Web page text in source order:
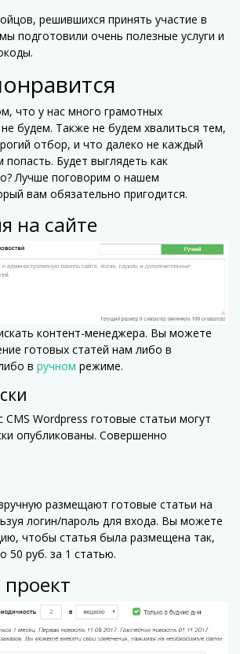
решившихся принять участие в
подготовили очень полезные услуги и
что у нас много грамотных
будем. Также не будем хвалиться тем,
отбор, и что далеко не каждый
Будет выглядеть как
Лучше поговорим о нашем
вам обязательно пригодится.
на сайте
контент-менеджера. Вы можете
готовых статей нам либо в
в ручном режиме.
CMS Wordpress готовые статьи могут
опубликованы. Совершенно
размещают готовые статьи на
логин/пароль для входа. Вы можете
чтобы статья была размещена так,
50 руб. за 1 статью.